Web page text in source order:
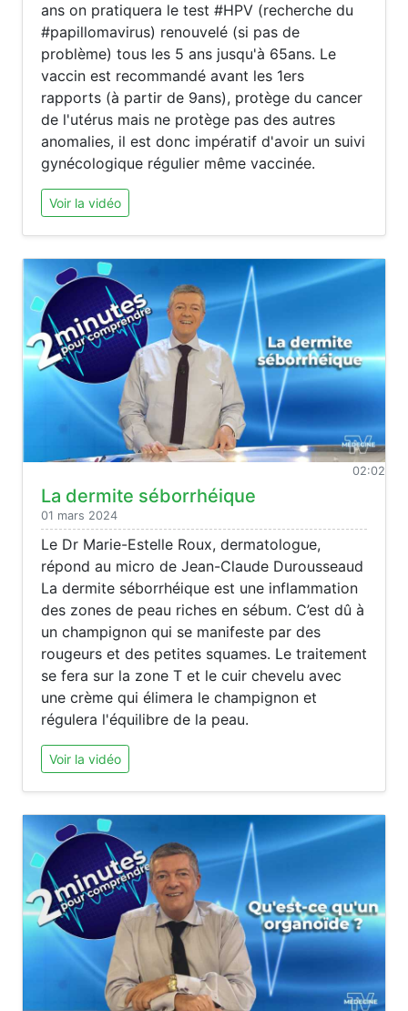
ans on pratiquera le test #HPV (recherche du
#papillomavirus) renouvelé (si pas de
problème) tous les 5 ans jusqu'à 65ans. Le
vaccin est recommandé avant les 1ers
rapports (à partir de 9ans), protège du cancer
de l'utérus mais ne protège pas des autres
anomalies, il est donc impératif d'avoir un suivi
gynécologique régulier même vaccinée.
Voir la vidéo
02:02
La dermite séborrhéique
01 mars 2024
Le Dr Marie-Estelle Roux, dermatologue,
répond au micro de Jean-Claude Durousseaud
La dermite séborrhéique est une inflammation
des zones de peau riches en sébum. C’est dû à
un champignon qui se manifeste par des
rougeurs et des petites squames. Le traitement
se fera sur la zone T et le cuir chevelu avec
une crème qui élimera le champignon et
régulera l'équilibre de la peau.
Voir la vidéo